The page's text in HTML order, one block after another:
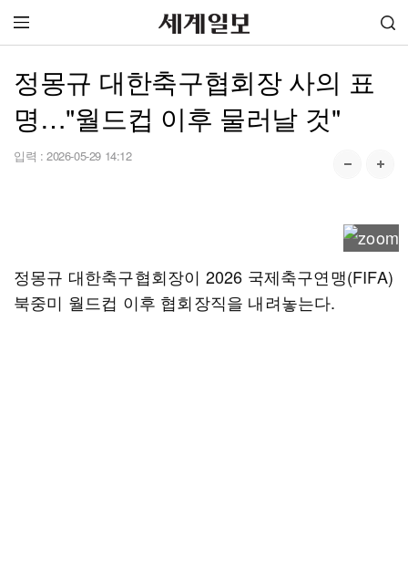
정몽규 대한축구협회장 사의 표
명…"월드컵 이후 물러날 것"
입력 : 2026-05-29 14:12
정몽규 대한축구협회장이 2026 국제축구연맹(FIFA)
북중미 월드컵 이후 협회장직을 내려놓는다.